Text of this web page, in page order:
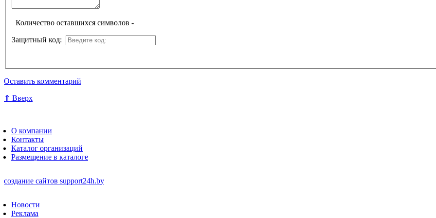
Количество оставшихся символов -
Защитный код:
Оставить комментарий
⇑ Вверх
О компании
Контакты
Каталог организаций
Размещение в каталоге
создание сайтов support24h.by
Новости
Реклама